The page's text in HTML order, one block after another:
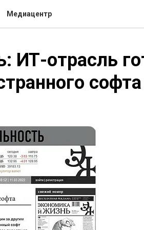
Медиацентр
ИТ-отрасль
софта